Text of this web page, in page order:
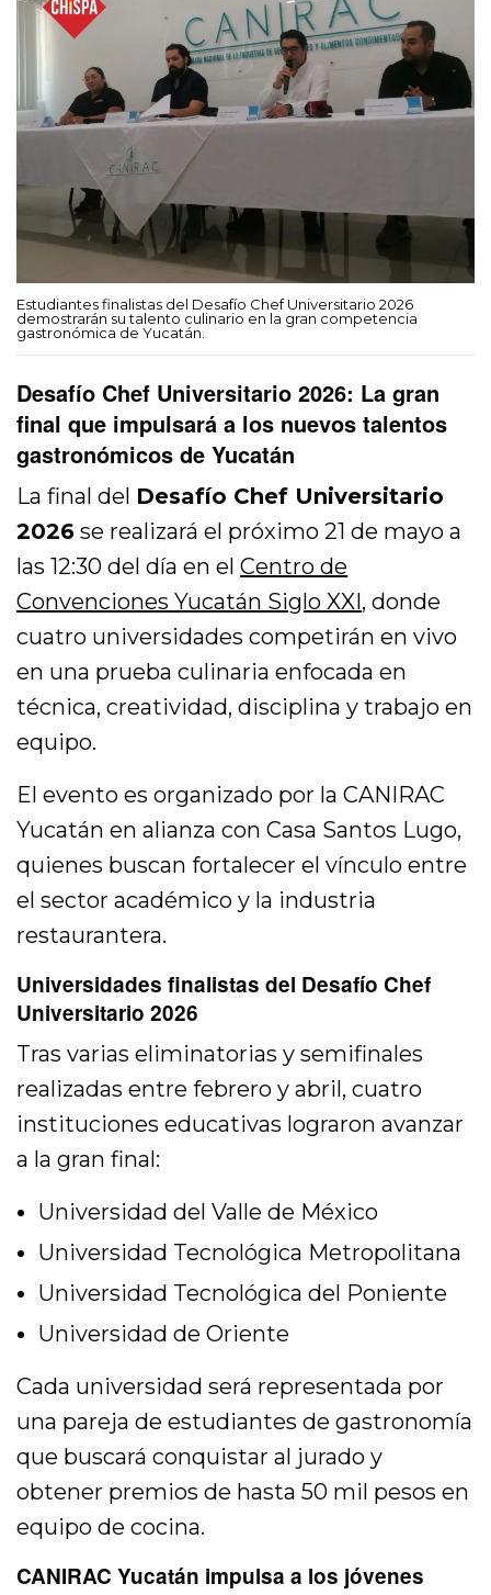
Estudiantes finalistas del Desafío Chef Universitario 2026
demostrarán su talento culinario en la gran competencia
gastronómica de Yucatán.
Desafío Chef Universitario 2026: La gran
final que impulsará a los nuevos talentos
gastronómicos de Yucatán
La final del Desafío Chef Universitario
2026 se realizará el próximo 21 de mayo a
las 12:30 del día en elCentro de
Convenciones Yucatán Siglo XXI, donde
cuatro universidades competirán en vivo
en una prueba culinaria enfocada en
técnica, creatividad, disciplina y trabajo en
equipo.
El evento es organizado por laCANIRAC
Yucatán en alianza conCasa Santos Lugo,
quienes buscan fortalecer el vínculo entre
el sector académico y la industria
restaurantera.
Universidades finalistas del Desafío Chef
Universitario 2026
Tras varias eliminatorias y semifinales
realizadas entre febrero y abril, cuatro
instituciones educativas lograron avanzar
a la gran final:
Universidad del Valle de México
Universidad Tecnológica Metropolitana
Universidad Tecnológica del Poniente
Universidad de Oriente
Cada universidad será representada por
una pareja de estudiantes de gastronomía
que buscará conquistar al jurado y
obtener premios de hasta 50 mil pesos en
equipo de cocina.
CANIRAC Yucatán impulsa a los jóvenes